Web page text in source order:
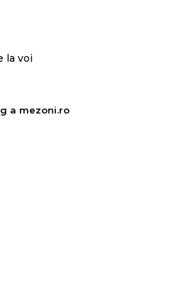
la voi
a mezoni.ro